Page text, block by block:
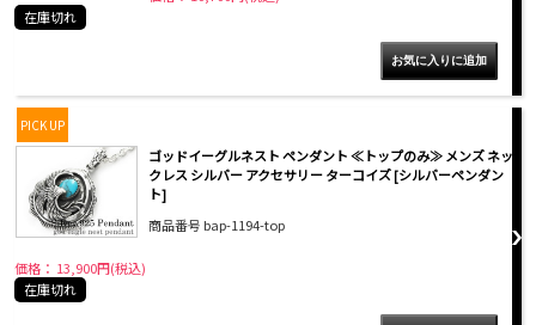
在庫切れ
PICK UP
ゴッドイーグルネスト ペンダント ≪トップのみ≫ メンズ ネッ
クレス シルバー アクセサリー ターコイズ [シルバーペンダン
ト]
商品番号 bap-1194-top
価格： 13,900円(税込)
在庫切れ